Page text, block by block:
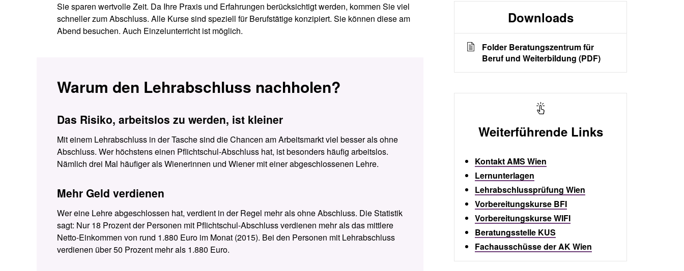
Sie sparen wertvolle Zeit. Da Ihre Praxis und Erfahrungen berücksichtigt werden, kommen Sie viel
schneller zum Abschluss. Alle Kurse sind speziell für Berufstätige konzipiert. Sie können diese am
Abend besuchen. Auch Einzelunterricht ist möglich.
Warum den Lehrabschluss nachholen?
Das Risiko, arbeitslos zu werden, ist kleiner
Mit einem Lehrabschluss in der Tasche sind die Chancen am Arbeitsmarkt viel besser als ohne
Abschluss. Wer höchstens einen Pflichtschul-Abschluss hat, ist besonders häufig arbeitslos.
Nämlich drei Mal häufiger als Wienerinnen und Wiener mit einer abgeschlossenen Lehre.
Mehr Geld verdienen
Wer eine Lehre abgeschlossen hat, verdient in der Regel mehr als ohne Abschluss. Die Statistik
sagt: Nur 18 Prozent der Personen mit Pflichtschul-Abschluss verdienen mehr als das mittlere
Netto-Einkommen von rund 1.880 Euro im Monat (2015). Bei den Personen mit Lehrabschluss
verdienen über 50 Prozent mehr als 1.880 Euro.
Downloads
Folder Beratungszentrum für
Beruf und Weiterbildung (PDF)
Weiterführende Links
Kontakt AMS Wien
Lernunterlagen
Lehrabschlussprüfung Wien
Vorbereitungskurse BFI
Vorbereitungskurse WIFI
Beratungsstelle KUS
Fachausschüsse der AK Wien